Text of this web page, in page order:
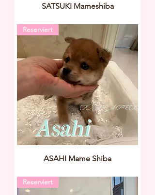
SATSUKI Mameshiba
Reserviert
ASAHI Mame Shiba
Reserviert